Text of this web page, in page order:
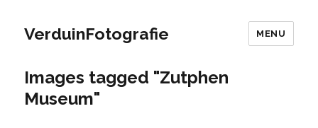
VerduinFotografie MENU
Images tagged "Zutphen
Museum"